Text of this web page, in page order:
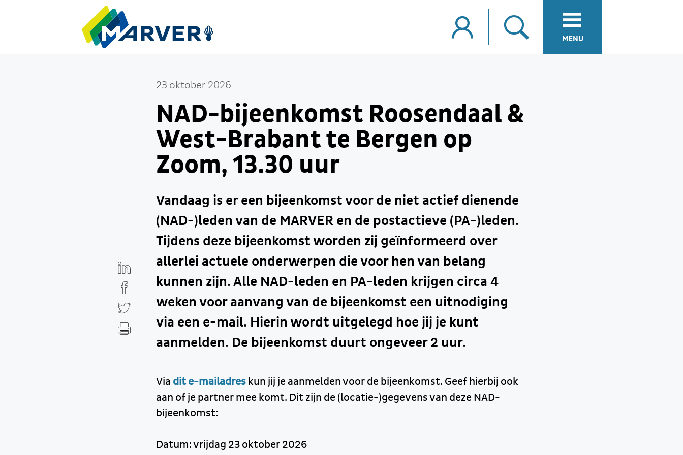
MENU
23 oktober 2026
NAD-bijeenkomst Roosendaal &
West-Brabant te Bergen op
Zoom, 13.30 uur
Vandaag is er een bijeenkomst voor de niet actief dienende
(NAD-)leden van de MARVER en de postactieve (PA-)leden.
Tijdens deze bijeenkomst worden zij geïnformeerd over
allerlei actuele onderwerpen die voor hen van belang
kunnen zijn. Alle NAD-leden en PA-leden krijgen circa 4
weken voor aanvang van de bijeenkomst een uitnodiging
via een e-mail. Hierin wordt uitgelegd hoe jij je kunt
aanmelden. De bijeenkomst duurt ongeveer 2 uur.
Via dit e-mailadres kun jij je aanmelden voor de bijeenkomst. Geef hierbij ook
aan of je partner mee komt. Dit zijn de (locatie-)gegevens van deze NAD-
bijeenkomst:
Datum: vrijdag 23 oktober 2026